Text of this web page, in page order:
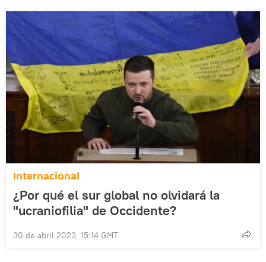
Internacional
¿Por qué el sur global no olvidará la
"ucraniofilia" de Occidente?
30 de abril 2023, 15:14 GMT